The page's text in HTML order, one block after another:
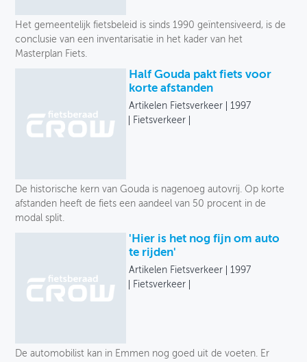
Het gemeentelijk fietsbeleid is sinds 1990 geïntensiveerd, is de
conclusie van een inventarisatie in het kader van het
Masterplan Fiets.
Half Gouda pakt fiets voor
korte afstanden
Artikelen Fietsverkeer
1997
Fietsverkeer
De historische kern van Gouda is nagenoeg autovrij. Op korte
afstanden heeft de fiets een aandeel van 50 procent in de
modal split.
'Hier is het nog fijn om auto
te rijden'
Artikelen Fietsverkeer
1997
Fietsverkeer
De automobilist kan in Emmen nog goed uit de voeten. Er